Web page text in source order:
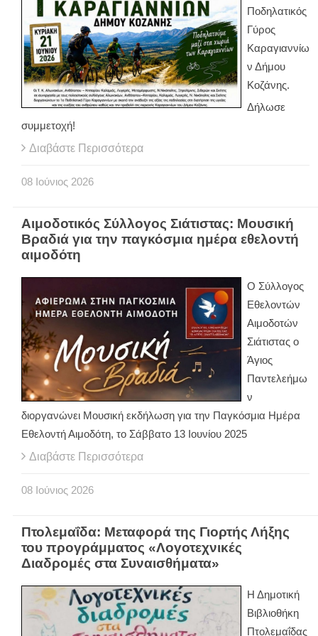
Ποδηλατικός
Γύρος
Καραγιαννίω
ν Δήμου
Κοζάνης.
Δήλωσε
συμμετοχή!
Διαβάστε Περισσότερα
08 Ιούνιος 2026
Αιμοδοτικός Σύλλογος Σιάτιστας: Μουσική
Βραδιά για την παγκόσμια ημέρα εθελοντή
αιμοδότη
Ο Σύλλογος
Εθελοντών
Αιμοδοτών
Σιάτιστας ο
Άγιος
Παντελεήμω
ν
διοργανώνει Μουσική εκδήλωση για την Παγκόσμια Ημέρα
Εθελοντή Αιμοδότη, το Σάββατο 13 Ιουνίου 2025
Διαβάστε Περισσότερα
08 Ιούνιος 2026
Πτολεμαΐδα: Μεταφορά της Γιορτής Λήξης
του προγράμματος «Λογοτεχνικές
Διαδρομές στα Συναισθήματα»
Η Δημοτική
Βιβλιοθήκη
Πτολεμαΐδας